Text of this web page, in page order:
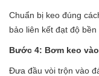
Chuẩn bị keo đúng
bảo liên kết đạt độ
Bước 4: Bơm keo
Đưa đầu vòi trộn vào